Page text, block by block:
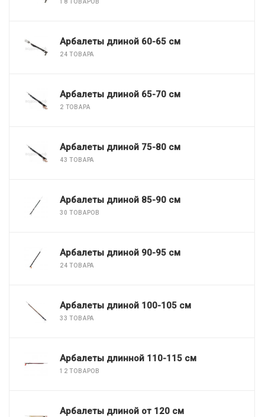
18 ТОВАРОВ
Арбалеты длиной 60-65 см
24 ТОВАРА
Арбалеты длиной 65-70 см
2 ТОВАРА
Арбалеты длиной 75-80 см
43 ТОВАРА
Арбалеты длиной 85-90 см
30 ТОВАРОВ
Арбалеты длиной 90-95 см
24 ТОВАРА
Арбалеты длиной 100-105 см
33 ТОВАРА
Арбалеты длинной 110-115 см
12 ТОВАРОВ
Арбалеты длиной от 120 см